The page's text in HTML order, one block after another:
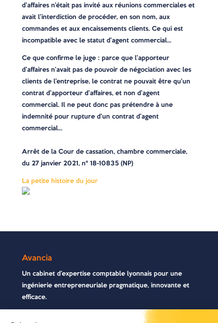
d’affaires n’était pas invité aux réunions commerciales et
avait l’interdiction de procéder, en son nom, aux
commandes et aux encaissements clients. Ce qui est
incompatible avec le statut d’agent commercial…
Ce que confirme le juge : parce que l’apporteur
d’affaires n’avait pas de pouvoir de négociation avec les
clients de l’entreprise, le contrat ne pouvait être qu’un
contrat d’apporteur d’affaires, et non d’agent
commercial. Il ne peut donc pas prétendre à une
indemnité pour rupture d’un contrat d’agent
commercial…
Arrêt de la Cour de cassation, chambre commerciale,
du 27 janvier 2021, n° 18-10835 (NP)
La petite histoire du jour
Avancia
Un cabinet d’expertise comptable lyonnais pour une
ingénierie entrepreneuriale pragmatique, innovante et
efficace.